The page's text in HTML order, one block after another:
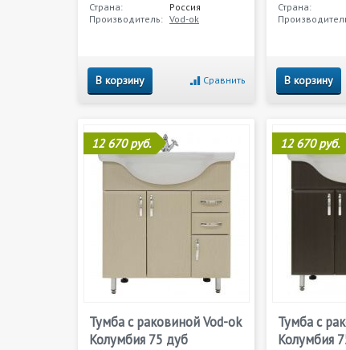
Страна:
Россия
Производитель: Vod-ok
В корзину Сравнить
Страна:
В корзину
12 670 руб.
Тумба с раковиной Vod-ok
Колумбия 75 дуб
12 670 руб.
Тумба с
Колумбия